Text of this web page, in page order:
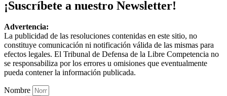
¡Suscríbete a nuestro Newsletter!
Advertencia:
La publicidad de las resoluciones contenidas en este sitio, no
constituye comunicación ni notificación válida de las mismas para
efectos legales. El Tribunal de Defensa de la Libre Competencia no
se responsabiliza por los errores u omisiones que eventualmente
pueda contener la información publicada.
Nombre